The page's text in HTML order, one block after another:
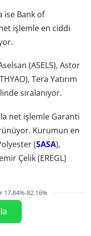
ise Bank of
işlemle en ciddi
(ASELS), Astor
Tera Yatırım
sıralanıyor.
net işlemle Garanti
Kurumun en
(SASA),
Çelik (EREGL)
82.16%